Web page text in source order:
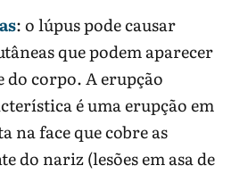
: o lúpus pode causar
que podem aparecer
do corpo. A erupção
é uma erupção em
na face que cobre as
do nariz (lesões em asa de